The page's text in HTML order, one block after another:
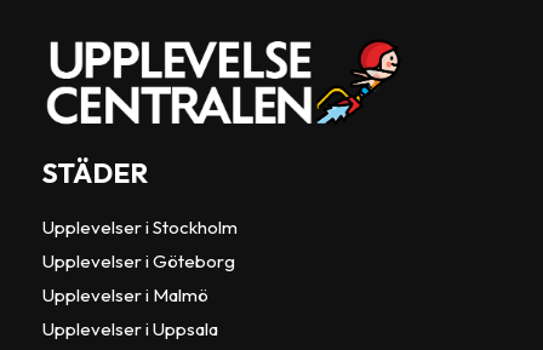
STÄDER
Upplevelser i Stockholm
Upplevelser i Göteborg
Upplevelser i Malmö
Upplevelser i Uppsala